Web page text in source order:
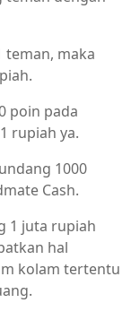
teman, maka
poin pada
rupiah ya.
1000
Cash.
1 juta rupiah
hal
kolam tertentu